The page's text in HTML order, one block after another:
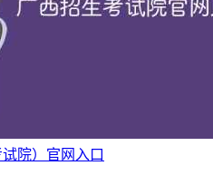
院）官网入口